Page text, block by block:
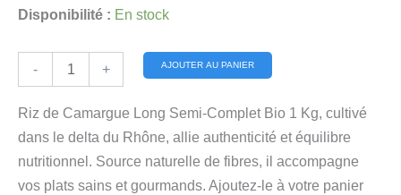
Disponibilité : En stock
-
de
Riz
de
Camargue
Long
+ AJOUTER AU PANIER
Riz de Camargue Long Semi-Complet Bio 1 Kg, cultivé
dans le delta du Rhône, allie authenticité et équilibre
nutritionnel. Source naturelle de fibres, il accompagne
vos plats sains et gourmands. Ajoutez-le à votre panier